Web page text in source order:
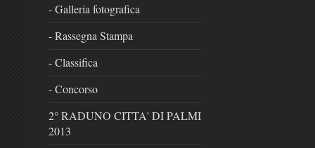
- Galleria fotografica
- Rassegna Stampa
- Classifica
- Concorso
2° RADUNO CITTA' DI PALMI
2013